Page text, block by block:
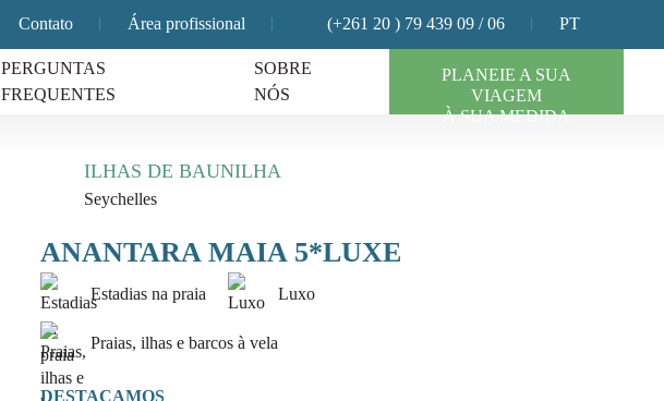
Contato Área profissional (+261 20 ) 79 439 09 / 06 PT
PERGUNTAS
FREQUENTES
SOBRE
NÓS
PLANEIE A SUA
VIAGEM
À SUA MEDIDA
ILHAS DE BAUNILHA
Seychelles
ANANTARA MAIA 5*LUXE
Estadias na praia Luxo
Praias, ilhas e barcos à vela
DESTACAMOS